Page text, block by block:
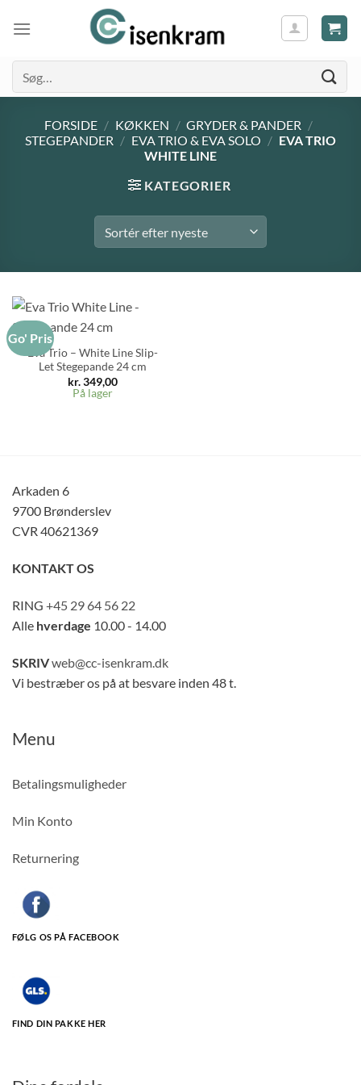
efter:
FORSIDE / KØKKEN / GRYDER & PANDER /
STEGEPANDER / EVA TRIO & EVA SOLO / EVA TRIO
WHITE LINE
KATEGORIER
Go' Pris
Eva Trio – White Line Slip-
Let Stegepande 24 cm
kr.349,00
På lager
Arkaden 6
9700 Brønderslev
CVR 40621369
KONTAKT OS
RING +45 29 64 56 22
Alle hverdage 10.00 - 14.00
SKRIVweb@cc-isenkram.dk
Vi bestræber os på at besvare inden 48 t.
Menu
Betalingsmuligheder
Min Konto
Returnering
FØLG OS PÅ FACEBOOK
FIND DIN PAKKE HER